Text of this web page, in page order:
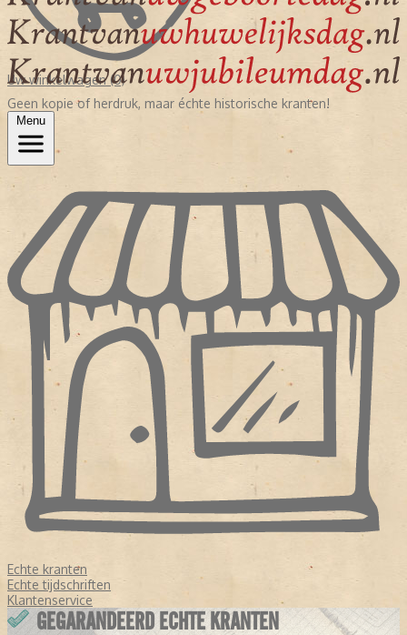
Uw winkelwagen (0)
Geen kopie of herdruk, maar échte historische kranten!
Menu
Echte kranten
Echte tijdschriften
Klantenservice
GEGARANDEERD ECHTE KRANTEN